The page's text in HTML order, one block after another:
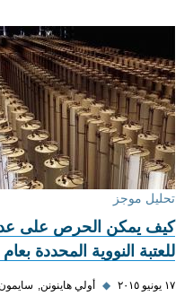
تحليل موجز
كيف يمكن الحرص على
للعتبة النووية المحددة
١٧ يونيو ٢٠١٥ ◆ أولي هاينونن